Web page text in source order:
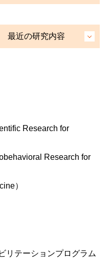
最近の研究内容
Research for
Research for
）
リテーションプログラム